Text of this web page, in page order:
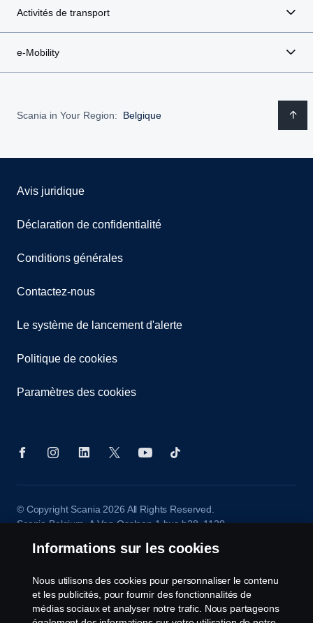
Activités de transport
e-Mobility
Scania in Your Region: Belgique
Avis juridique
Déclaration de confidentialité
Conditions générales
Contactez-nous
Le système de lancement d'alerte
Politique de cookies
Paramètres des cookies
© Copyright Scania 2026 All Rights Reserved.
Scania Belgium, A.Van Osslaan 1 bus b28, 1120
Informations sur les cookies
Nous utilisons des cookies pour personnaliser le contenu
et les publicités, pour fournir des fonctionnalités de
médias sociaux et analyser notre trafic. Nous partageons